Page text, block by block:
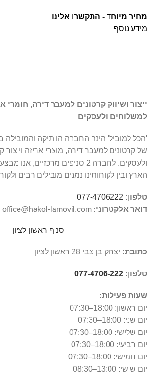
מחיר מיוחד - התקשרו אלינו
מידע נוסף
ייצור ושיווק קרטונים למעבר דירה, חומרי
למשלוחים ולעסקים
'הכל למוביל' הינה החברה הוותיקה והמובילה
של קרטונים למעבר דירה, מוצרי אריזה וייצור
ולעסקים. לחברה 2 סניפים מרכזיים,
הארץ ובין לקוחותינו נמנים מובילים רבים
טלפון: 077-4706222
דואר אלקטרוני:
סניף ראשון לציון
כתובת: יצחק בן צבי 28 ראשון לציון
טלפון: 077-4706-222
שעות פעילות:
יום ראשון: 18:00–07:30
יום שני: 18:00–07:30
יום שלישי: 18:00–07:30
יום רביעי: 18:00–07:30
יום חמישי: 18:00–07:30
יום שישי: 13:00–08:30